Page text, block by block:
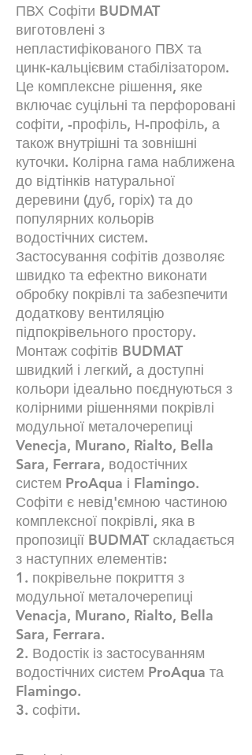
ПВХ Софіти BUDMAT
виготовлені з
непластифікованого ПВХ та
цинк-кальцієвим стабілізатором.
Це комплексне рішення, яке
включає суцільні та перфоровані
софіти, -профіль, Н-профіль, а
також внутрішні та зовнішні
куточки. Колірна гама наближена
до відтінків натуральної
деревини (дуб, горіх) та до
популярних кольорів
водостічних систем.
Застосування софітів дозволяє
швидко та ефектно виконати
обробку покрівлі та забезпечити
додаткову вентиляцію
підпокрівельного простору.
Монтаж софітів BUDMAT
швидкий і легкий, а доступні
кольори ідеально поєднуються з
колірними рішеннями покрівлі
модульної металочерепиці
Venecja, Murano, Rialto, Bella
Sara, Ferrara, водостічних
систем ProAqua і Flamingo.
Софіти є невід'ємною частиною
комплексної покрівлі, яка в
пропозиції BUDMAT складається
з наступних елементів:
1. покрівельне покриття з
модульної металочерепиці
Venacja, Murano, Rialto, Bella
Sara, Ferrara.
2. Водостік із застосуванням
водостічних систем ProAqua та
Flamingo.
3. софіти.